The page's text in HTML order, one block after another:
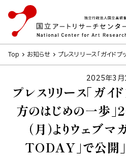
Top お知らせ プレスリリース「ガイド
2025年3月
プレスリリース「ガイ
方のはじめの一歩
（月）よりウェブマ
TODAY」で公開